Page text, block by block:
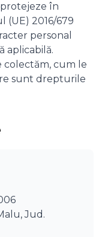
protejeze în
2016/679
personal
aplicabilă.
colectăm, cum le
sunt drepturile
Jud.